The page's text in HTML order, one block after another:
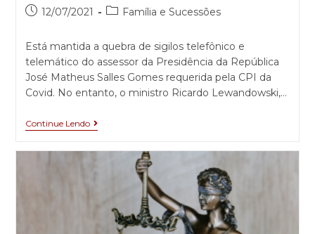
12/07/2021 Família e Sucessões
Está mantida a quebra de sigilos telefônico e
telemático do assessor da Presidência da República
José Matheus Salles Gomes requerida pela CPI da
Covid. No entanto, o ministro Ricardo Lewandowski,…
Continue Lendo